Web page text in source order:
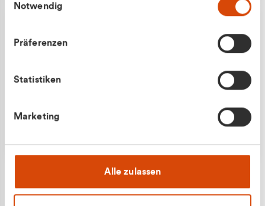
gesammelt haben.
Notwendig
Präferenzen
Statistiken
Marketing
Alle zulassen